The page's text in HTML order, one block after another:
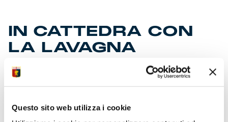
Questo sito web utilizza i cookie
IN CATTEDRA CON
LA LAVAGNA
TATTICA
piazzati. Anche riunione, conferenza pre-gara e poi il